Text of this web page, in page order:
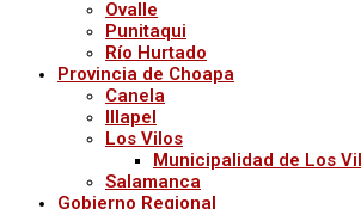
Ovalle
Punitaqui
Río Hurtado
Provincia de Choapa
Canela
Illapel
Los Vilos
Municipalidad de Los
Salamanca
Gobierno Regional